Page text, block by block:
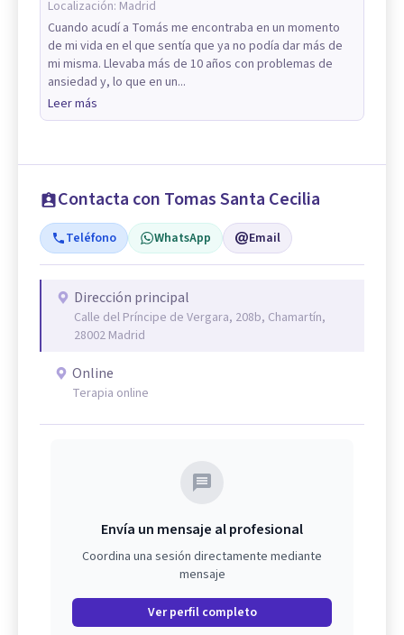
Localización: Madrid
Cuando acudí a Tomás me encontraba en un momento
de mi vida en el que sentía que ya no podía dar más de
mi misma. Llevaba más de 10 años con problemas de
ansiedad y, lo que en un...
Leer más
Contacta con Tomas Santa Cecilia
Teléfono WhatsApp Email
Dirección principal
Calle del Príncipe de Vergara, 208b, Chamartín,
28002 Madrid
Online
Terapia online
Envía un mensaje al profesional
Coordina una sesión directamente mediante
mensaje
Ver perfil completo